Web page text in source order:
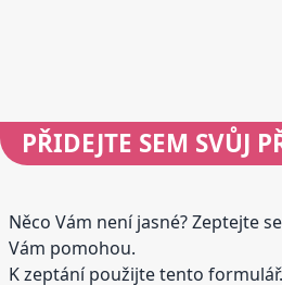
PŘIDEJTE SEM SVŮJ
Něco Vám není jasné? Zeptejte
Vám pomohou.
K zeptání použijte tento formulář.